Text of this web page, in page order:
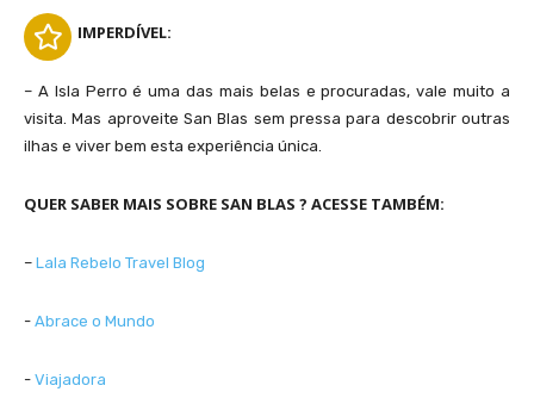
IMPERDÍVEL:
– A Isla Perro é uma das mais belas e procuradas, vale muito a
visita. Mas aproveite San Blas sem pressa para descobrir outras
ilhas e viver bem esta experiência única.
QUER SABER MAIS SOBRE SAN BLAS ? ACESSE TAMBÉM:
– Lala Rebelo Travel Blog
​- Abrace o Mundo
​- Viajadora